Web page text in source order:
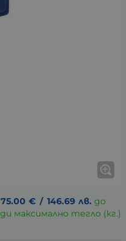
75.00 € / 146.69 лв. до
максимално тегло (кг.)